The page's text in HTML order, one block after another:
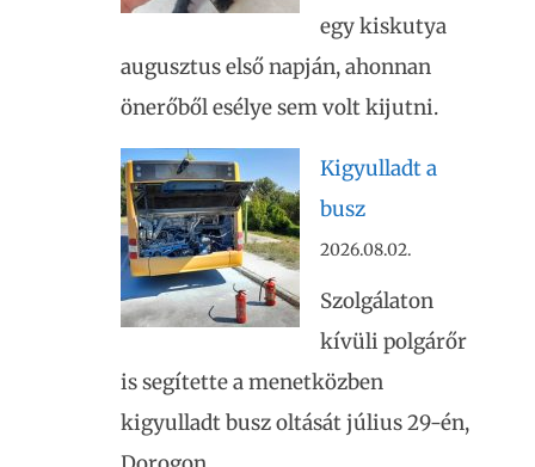
egy kiskutya
augusztus első napján, ahonnan
önerőből esélye sem volt kijutni.
Kigyulladt a
busz
2026.08.02.
Szolgálaton
kívüli polgárőr
is segítette a menetközben
kigyulladt busz oltását július 29-én,